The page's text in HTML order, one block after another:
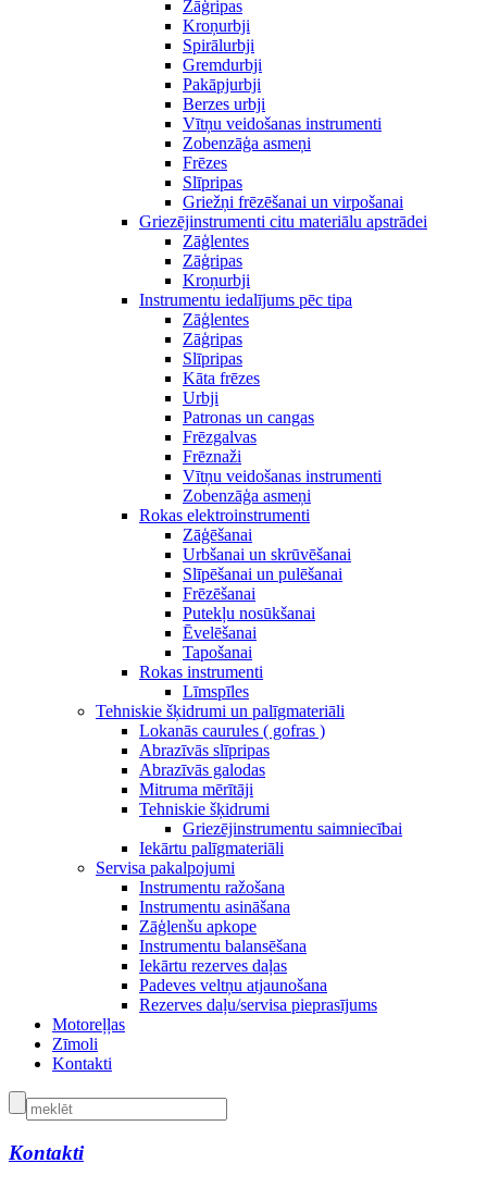
Zāģripas
Kroņurbji
Spirālurbji
Gremdurbji
Pakāpjurbji
Berzes urbji
Vītņu veidošanas instrumenti
Zobenzāģa asmeņi
Frēzes
Slīpripas
Griežņi frēzēšanai un virpošanai
Griezējinstrumenti citu materiālu apstrādei
Zāģlentes
Zāģripas
Kroņurbji
Instrumentu iedalījums pēc tipa
Zāģlentes
Zāģripas
Slīpripas
Kāta frēzes
Urbji
Patronas un cangas
Frēzgalvas
Frēznaži
Vītņu veidošanas instrumenti
Zobenzāģa asmeņi
Rokas elektroinstrumenti
Zāģēšanai
Urbšanai un skrūvēšanai
Slīpēšanai un pulēšanai
Frēzēšanai
Putekļu nosūkšanai
Ēvelēšanai
Tapošanai
Rokas instrumenti
Līmspīles
Tehniskie šķidrumi un palīgmateriāli
Lokanās caurules ( gofras )
Abrazīvās slīpripas
Abrazīvās galodas
Mitruma mērītāji
Tehniskie šķidrumi
Griezējinstrumentu saimniecībai
Iekārtu palīgmateriāli
Servisa pakalpojumi
Instrumentu ražošana
Instrumentu asināšana
Zāģlenšu apkope
Instrumentu balansēšana
Iekārtu rezerves daļas
Padeves veltņu atjaunošana
Rezerves daļu/servisa pieprasījums
Motoreļļas
Zīmoli
Kontakti
Kontakti